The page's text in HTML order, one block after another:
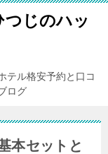
つじのハッ
テル格安予約と口コ
ログ
本セットと